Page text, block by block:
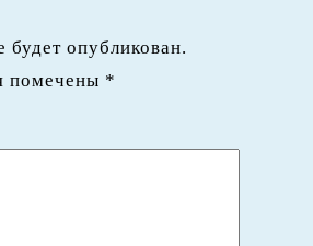
опубликован.
помечены *